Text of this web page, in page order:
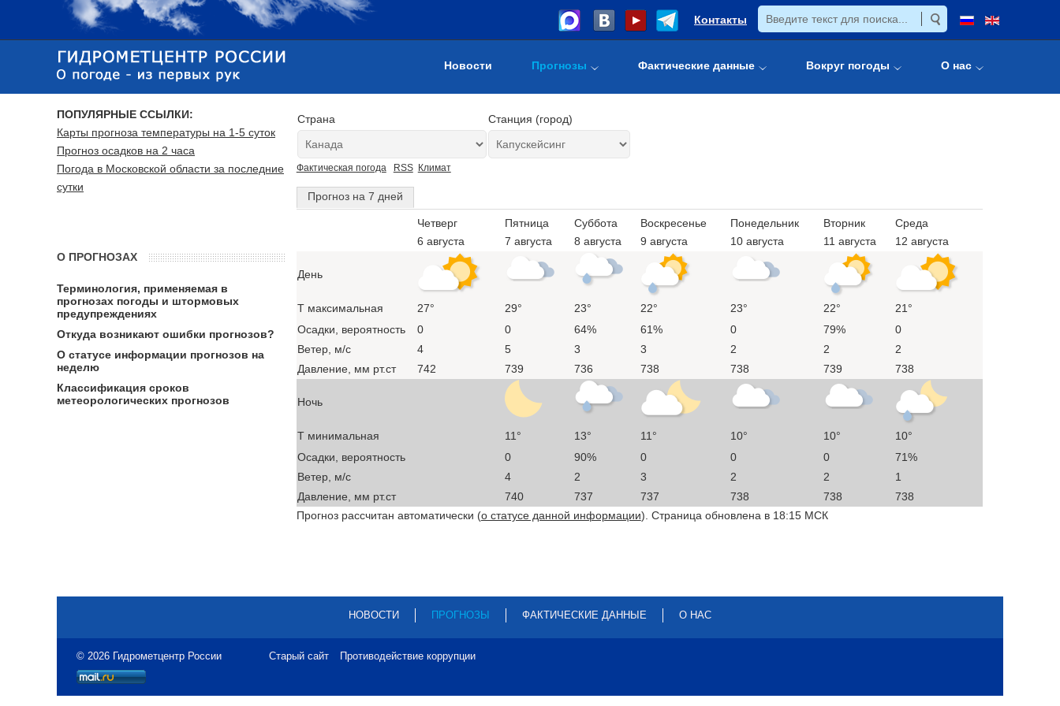
Контакты
Новости Прогнозы Фактические данные Вокруг погоды О нас
Страна Станция (город)
Фактическая погода RSS Климат
Прогноз на 7 дней
Четверг
6 августа
Пятница
7 августа
Суббота
8 августа
Воскресенье
9 августа
Понедельник
10 августа
Вторник
11 августа
Среда
12 августа
День
T максимальная 27° 29° 23° 22° 23° 22°
21°
Осадки, вероятность
0 0 64% 61% 0 79%
0
Ветер, м/с
4 5 3 3 2 2
2
Давление, мм рт.ст
742 739 736 738 738 739 738
Ночь
T минимальная 11° 13° 11° 10° 10°
10°
Осадки, вероятность
0 90% 0 0 0
71%
Ветер, м/с
4 2 3 2 2
1
Давление, мм рт.ст
740 737 737 738 738
738
Прогноз рассчитан автоматически (о статусе данной информации). Страница обновлена в 18:15 МСК
ПОПУЛЯРНЫЕ ССЫЛКИ:
Карты прогноза температуры на 1-5 суток
Прогноз осадков на 2 часа
Погода в Московской области за последние
сутки
О ПРОГНОЗАХ
Терминология, применяемая в
прогнозах погоды и штормовых
предупреждениях
Откуда возникают ошибки прогнозов?
О статусе информации прогнозов на
неделю
Классификация сроков
метеорологических прогнозов
НОВОСТИ ПРОГНОЗЫ ФАКТИЧЕСКИЕ ДАННЫЕ О НАС
© 2026 Гидрометцентр России Старый сайт Противодействие коррупции